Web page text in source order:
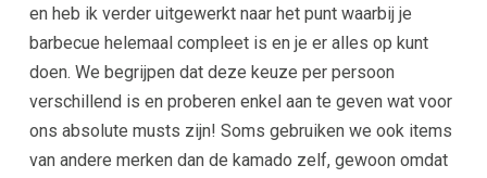
en heb ik verder uitgewerkt naar het punt waarbij je
barbecue helemaal compleet is en je er alles op kunt
doen. We begrijpen dat deze keuze per persoon
verschillend is en proberen enkel aan te geven wat voor
ons absolute musts zijn! Soms gebruiken we ook items
van andere merken dan de kamado zelf, gewoon omdat